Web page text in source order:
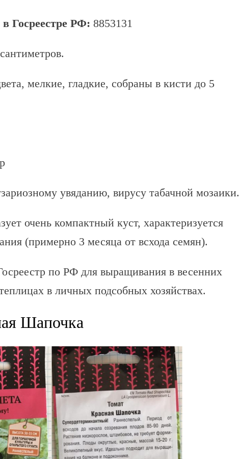
Госреестре РФ: 8853131
мелкие, гладкие, собраны в кисти до 5
увяданию, вирусу табачной мозаики.
очень компактный куст, характеризуется
(примерно 3 месяца от всхода семян).
по РФ для выращивания в весенних
в личных подсобных хозяйствах.
Шапочка